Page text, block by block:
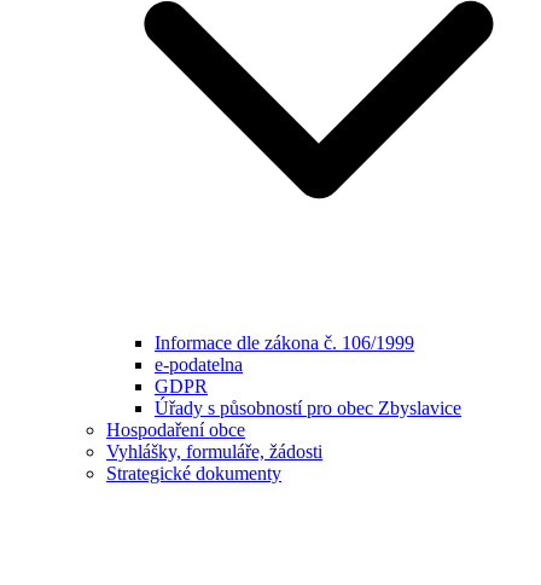
Informace dle zákona č. 106/1999
e-podatelna
GDPR
Úřady s působností pro obec Zbyslavice
Hospodaření obce
Vyhlášky, formuláře, žádosti
Strategické dokumenty